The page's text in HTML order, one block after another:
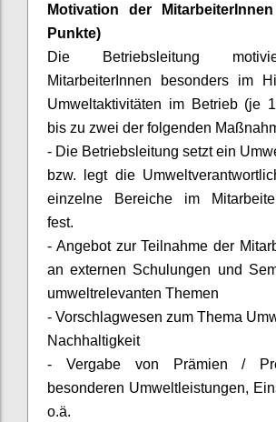
Motivation der MitarbeiterInnen
Punkte)
Die Betriebsleitung
MitarbeiterInnen besonders im
Umweltaktivitäten im Betrieb (je
bis zu zwei der folgenden
- Die Betriebsleitung setzt ein
bzw. legt die
einzelne Bereiche im
fest.
- Angebot zur Teilnahme der
an externen Schulungen und
umweltrelevanten Themen
- Vorschlagwesen zum Thema
Nachhaltigkeit
- Vergabe von Prämien /
besonderen Umweltleistungen,
o.ä.